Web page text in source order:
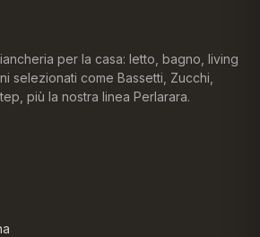
per la casa: letto, bagno, living
selezionati come Bassetti, Zucchi,
più la nostra linea Perlarara.